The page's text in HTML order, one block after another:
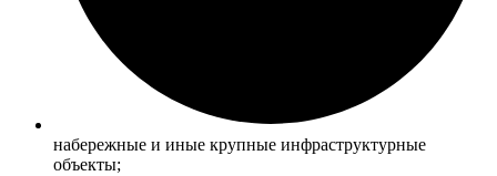
набережные и иные крупные инфраструктурные
объекты;